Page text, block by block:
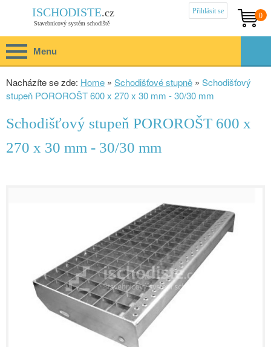
ISCHODISTE Přihlásit se
0
Menu
Nacházíte se zde: Home » Schodišťové stupně » Schodišťový
stupeň POROROŠT 600 x 270 x 30 mm - 30/30 mm
Schodišťový stupeň POROROŠT 600 x
270 x 30 mm - 30/30 mm